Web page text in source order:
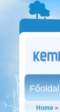
Főoldal
Home »